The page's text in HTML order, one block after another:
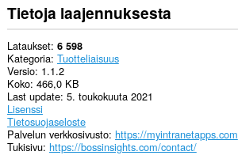
Tietoja laajennuksesta
Lataukset 6 598
Kategoria Tuotteliaisuus
Versio 1.1.2
Koko 466,0 KB
Last update 5. toukokuuta 2021
Lisenssi
Tietosuojaseloste
Palvelun verkkosivusto https://myintranetapps.com
Tukisivu https://bossinsights.com/contact/